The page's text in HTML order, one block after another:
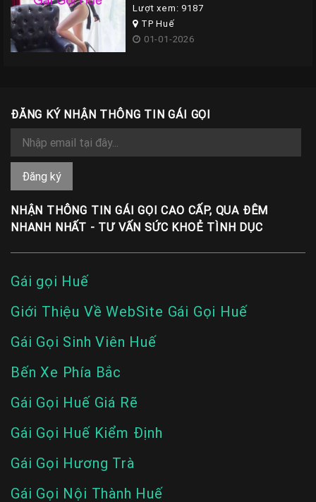
Lượt xem: 9187
TP Huế
01-01-2026
ĐĂNG KÝ NHẬN THÔNG TIN GÁI GỌI
NHẬN THÔNG TIN GÁI GỌI CAO CẤP, QUA ĐÊM
NHANH NHẤT - TƯ VẤN SỨC KHOẺ TÌNH DỤC
Gái gọi Huế
Giới Thiệu Về WebSite Gái Gọi Huế
Gái Gọi Sinh Viên Huế
Bến Xe Phía Bắc
Gái Gọi Huế Giá Rẽ
Gái Gọi Huế Kiểm Định
Gái Gọi Hương Trà
Gái Gọi Nội Thành Huế